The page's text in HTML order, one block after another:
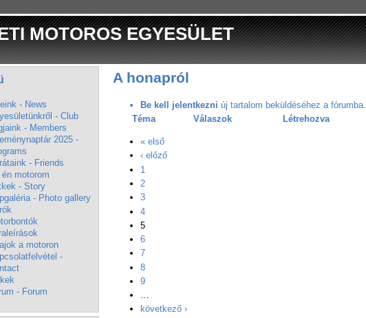
MOTOROS EGYESÜLET
- News
- Club
- Members
2025 -
- Friends
motorom
- Story
- Photo gallery
a motoron
-
- Forum
A honapról
Be kell jelentkezni új tartalom beküldéséhez a fórumba.
Téma
Válaszok Létrehozva
« első
‹ előző
1
2
3
4
5
6
7
8
9
…
következő ›